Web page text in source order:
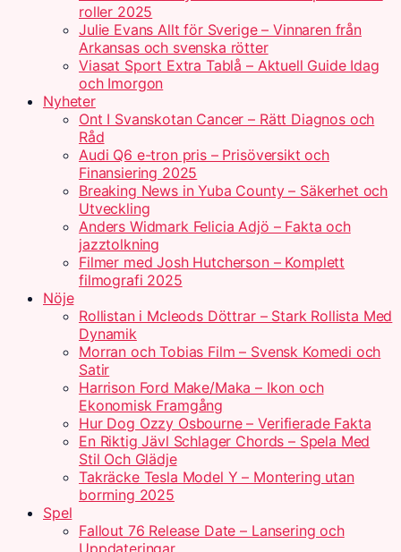
roller 2025
Julie Evans Allt för Sverige – Vinnaren från
Arkansas och svenska rötter
Viasat Sport Extra Tablå – Aktuell Guide Idag
och Imorgon
Nyheter
Ont I Svanskotan Cancer – Rätt Diagnos och
Råd
Audi Q6 e-tron pris – Prisöversikt och
Finansiering 2025
Breaking News in Yuba County – Säkerhet och
Utveckling
Anders Widmark Felicia Adjö – Fakta och
jazztolkning
Filmer med Josh Hutcherson – Komplett
filmografi 2025
Nöje
Rollistan i Mcleods Döttrar – Stark Rollista Med
Dynamik
Morran och Tobias Film – Svensk Komedi och
Satir
Harrison Ford Make/Maka – Ikon och
Ekonomisk Framgång
Hur Dog Ozzy Osbourne – Verifierade Fakta
En Riktig Jävl Schlager Chords – Spela Med
Stil Och Glädje
Takräcke Tesla Model Y – Montering utan
borrning 2025
Spel
Fallout 76 Release Date – Lansering och
Uppdateringar